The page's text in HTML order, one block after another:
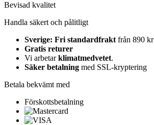
Bevisad kvalitet
Handla säkert och pålitligt
Sverige: Fri standardfrakt från 890 kr
Gratis returer
Vi arbetarklimatmedvetet.
Säker betalning med SSL-kryptering
Betala bekvämt med
Förskottsbetalning